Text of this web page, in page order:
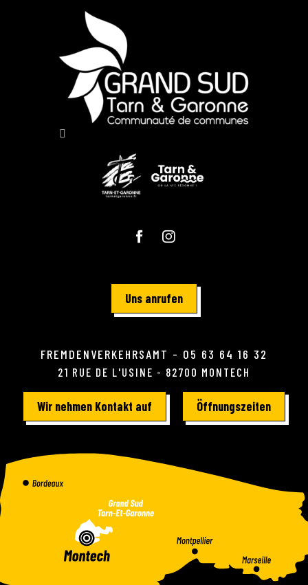
Uns anrufen
FREMDENVERKEHRSAMT - 05 63 64 16 32
21 RUE DE L'USINE - 82700 MONTECH
Wir nehmen Kontakt auf Öffnungszeiten